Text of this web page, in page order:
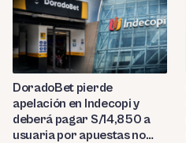
DoradoBet pierde
apelación en Indecopi y
deberá pagar S/14,850 a
usuaria por apuestas no